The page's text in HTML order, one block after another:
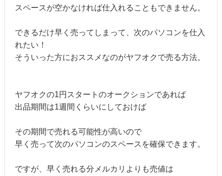
スペースが空かなければ仕入れることもできません。
できるだけ早く売ってしまって、次のパソコンを仕入
れたい！
そういった方におススメなのがヤフオクで売る方法。
ヤフオクの1円スタートのオークションであれば
出品期間は1週間くらいにしておけば
その期間で売れる可能性が高いので
早く売って次のパソコンのスペースを確保できます。
ですが、早く売れる分メルカリよりも売値は